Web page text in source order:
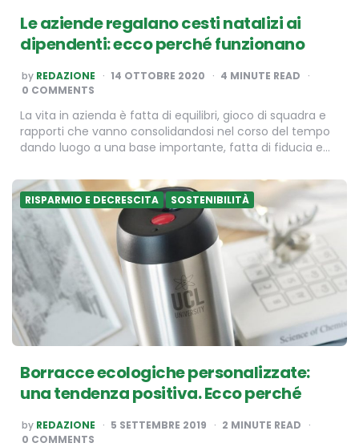
Le aziende regalano cesti natalizi ai
dipendenti: ecco perché funzionano
POSTED
BY
by REDAZIONE 14 OTTOBRE 2020 4 MINUTE READ
0 COMMENTS
La vita in azienda è fatta di equilibri, gioco di squadra e
rapporti che vanno consolidandosi nel corso del tempo
dando luogo a una base importante, fatta di fiducia e…
RISPARMIO E DECRESCITA SOSTENIBILITÀ
Borracce ecologiche personalizzate:
una tendenza positiva. Ecco perché
POSTED
BY
by REDAZIONE 5 SETTEMBRE 2019 2 MINUTE READ
0 COMMENTS